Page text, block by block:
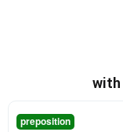
preposition